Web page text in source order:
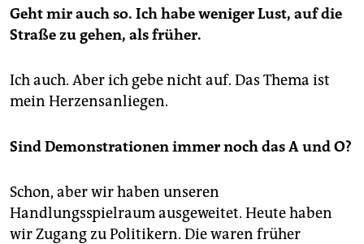
Geht mir auch so. Ich habe weniger Lust, auf die
Straße zu gehen, als früher.
Ich auch. Aber ich gebe nicht auf. Das Thema ist
mein Herzensanliegen.
Sind Demonstrationen immer noch das A und O?
Schon, aber wir haben unseren
Handlungsspielraum ausgeweitet. Heute haben
wir Zugang zu Politikern. Die waren früher